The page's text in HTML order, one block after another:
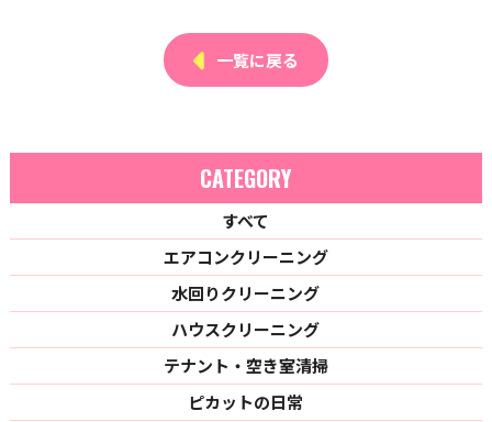
一覧に戻る
CATEGORY
すべて
エアコンクリーニング
水回りクリーニング
ハウスクリーニング
テナント・空き室清掃
ピカットの日常